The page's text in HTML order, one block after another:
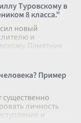
Туровскому в
8 класса."
новый
и
Памятник
и
Пример
личность
и